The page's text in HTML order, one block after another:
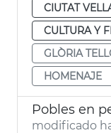
CIUTAT
CULTURA Y
GLÒRIA
HOMENAJE
Pobles en
modificado